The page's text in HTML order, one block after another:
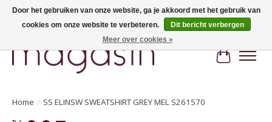
Hi, nice to meet you! Welcome to MAGASIN. Gratis verzending vanaf €100
Home / SS ELINSW SWEATSHIRT GREY MEL S261570
Door het gebruiken van onze website, ga je akkoord met het gebruik van
cookies om onze website te verbeteren.
Dit bericht verbergen
Meer over cookies »